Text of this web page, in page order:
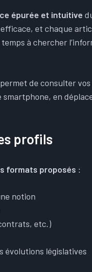
épurée et intuitive
et chaque
à chercher
de consulter
en
profils
formats proposés :
notion
etc.)
évolutions législatives